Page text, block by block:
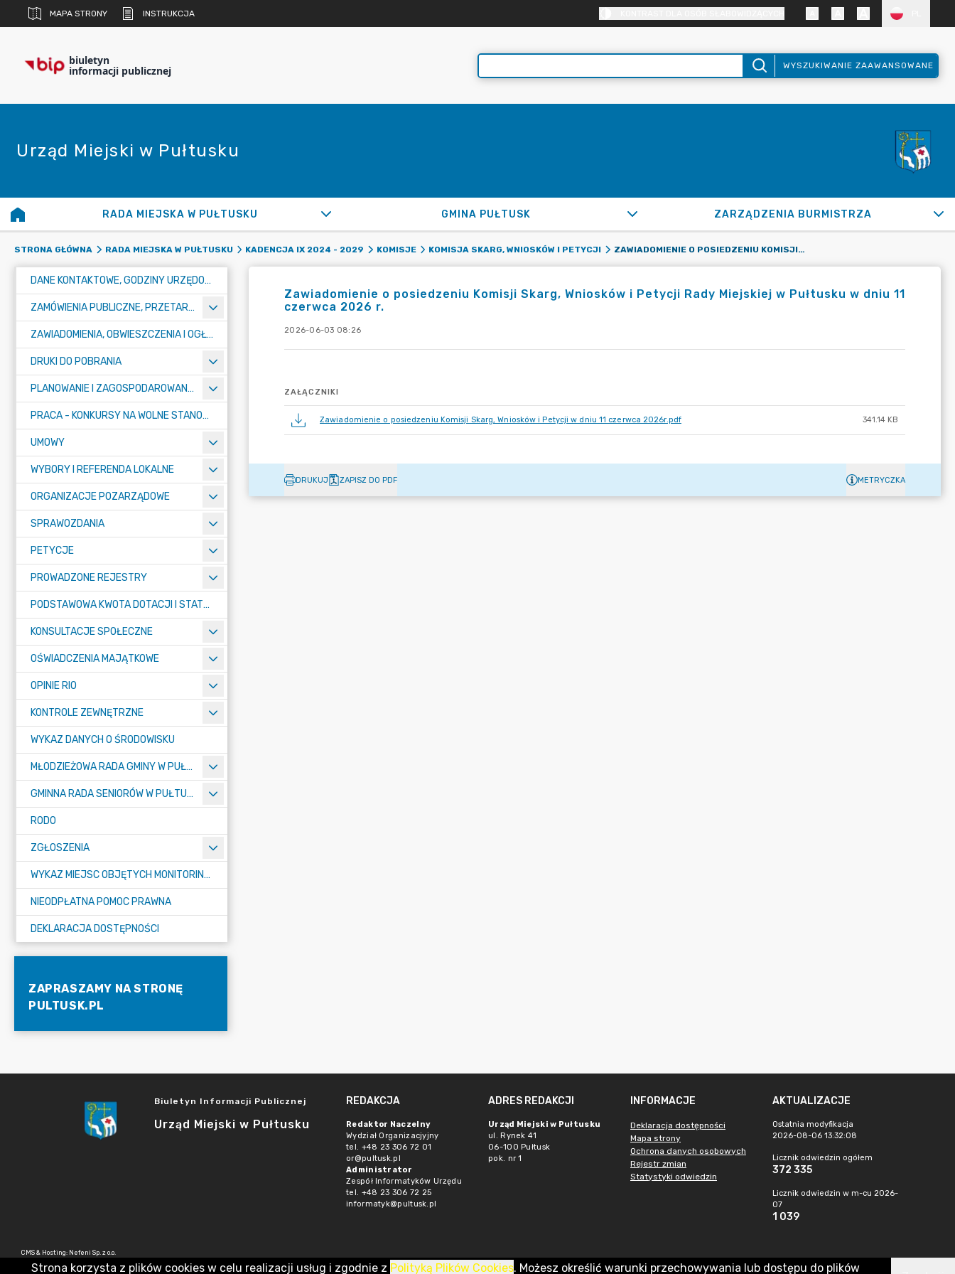
MAPA STRONY INSTRUKCJA
biuletyn
informacji publicznej WYSZUKIWANIE ZAAWANSOWANE
Urząd Miejski w Pułtusku
RADA MIEJSKA W PUŁTUSKU GMINA PUŁTUSK ZARZĄDZENIA BURMISTRZA
STRONA GŁÓWNA RADA MIEJSKA W PUŁTUSKU KADENCJA IX 2024 - 2029 KOMISJE KOMISJA SKARG, WNIOSKÓW I PETYCJI ZAWIADOMIENIE O POSIEDZENIU KOMISJI SKARG, WNIOSKÓW I PETYCJI RADY MIEJSKIEJ W PUŁTUSKU W DNIU 11 CZERWCA 2026 R.
DANE KONTAKTOWE, GODZINY URZĘDOWANIA I NUMER KONTA BANKOWEGO
ZAMÓWIENIA PUBLICZNE, PRZETARGI, KONKURSY
ZAWIADOMIENIA, OBWIESZCZENIA I OGŁOSZENIA
DRUKI DO POBRANIA
PLANOWANIE I ZAGOSPODAROWANIE PRZESTRZENNE
PRACA - KONKURSY NA WOLNE STANOWISKA
UMOWY
WYBORY I REFERENDA LOKALNE
ORGANIZACJE POZARZĄDOWE
SPRAWOZDANIA
PETYCJE
PROWADZONE REJESTRY
PODSTAWOWA KWOTA DOTACJI I STATYSTYCZNA LICZBA UCZNIÓW
KONSULTACJE SPOŁECZNE
OŚWIADCZENIA MAJĄTKOWE
OPINIE RIO
KONTROLE ZEWNĘTRZNE
WYKAZ DANYCH O ŚRODOWISKU
MŁODZIEŻOWA RADA GMINY W PUŁTUSKU
GMINNA RADA SENIORÓW W PUŁTUSKU
RODO
ZGŁOSZENIA
WYKAZ MIEJSC OBJĘTYCH MONITORINGIEM
NIEODPŁATNA POMOC PRAWNA
DEKLARACJA DOSTĘPNOŚCI
ZAPRASZAMY NA STRONĘ
PULTUSK.PL
Zawiadomienie o posiedzeniu Komisji Skarg, Wniosków i Petycji Rady Miejskiej w Pułtusku w dniu 11
czerwca 2026 r.
2026-06-03 08:26
ZAŁĄCZNIKI
Zawiadomienie o posiedzeniu Komisji Skarg, Wniosków i Petycji w dniu 11 czerwca 2026r.pdf 341.14 KB
DRUKUJ ZAPISZ DO PDF METRYCZKA
Biuletyn Informacji Publicznej
Urząd Miejski w Pułtusku
REDAKCJA
Redaktor Naczelny
Wydział Organizacjyjny
tel. +48 23 306 72 01
or@pultusk.pl
Administrator
Zespół Informatyków Urzędu
tel. +48 23 306 72 25
informatyk@pultusk.pl
ADRES REDAKCJI
Urząd Miejski w Pułtusku
ul. Rynek 41
06-100 Pułtusk
pok. nr 1
INFORMACJE
Deklaracja dostępności
Mapa strony
Ochrona danych osobowych
Rejestr zmian
Statystyki odwiedzin
AKTUALIZACJE
Ostatnia modyfikacja
2026-08-06 13:32:08
Licznik odwiedzin ogółem
372 335
Licznik odwiedzin w m-cu 2026-
07
1 039
CMS & Hosting: Nefeni Sp. z o.o.
Strona korzysta z plików cookies w celu realizacji usług i zgodnie z Polityką Plików Cookies. Możesz określić warunki przechowywania lub dostępu do plików